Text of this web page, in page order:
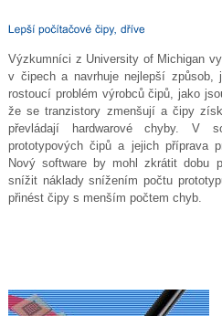
Výzkumníci z University of Michigan
v čipech a navrhuje nejlepší
rostoucí problém výrobců čipů, jako
že se tranzistory zmenšují a čipy
převládají hardwarové chyby. V
prototypových čipů a jejich příprava
Nový software by mohl zkrátit dobu
snížit náklady snížením počtu
přinést čipy s menším počtem chyb.